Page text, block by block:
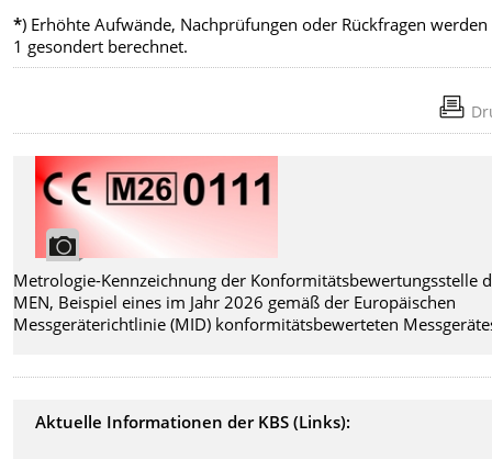
*) Erhöhte Aufwände, Nachprüfungen oder Rückfragen werden
1 gesondert berechnet.
Metrologie-Kennzeichnung der Konformitätsbewertungsstelle
MEN, Beispiel eines im Jahr 2026 gemäß der Europäischen
Messgeräterichtlinie (MID) konformitätsbewerteten
Aktuelle Informationen der KBS (Links):